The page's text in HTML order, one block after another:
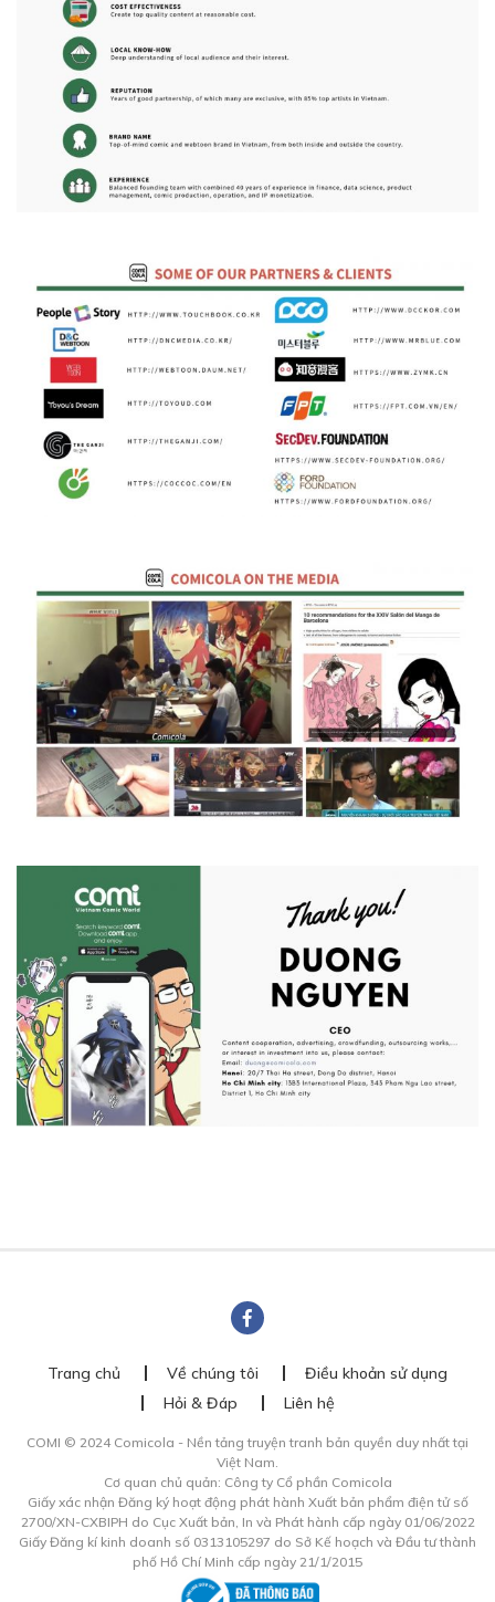
Trang chủ Về chúng tôi
Điều khoản sử dụng
Hỏi & Đáp
Liên hệ
COMI © 2024 Comicola - Nền tảng truyện tranh bản quyền duy nhất tại
Việt Nam.
Cơ quan chủ quản: Công ty Cổ phần Comicola
Giấy xác nhận Đăng ký hoạt động phát hành Xuất bản phẩm điện tử số
2700/XN-CXBIPH do Cục Xuất bản, In và Phát hành cấp ngày 01/06/2022
Giấy Đăng kí kinh doanh số 0313105297 do Sở Kế hoạch và Đầu tư thành
phố Hồ Chí Minh cấp ngày 21/1/2015